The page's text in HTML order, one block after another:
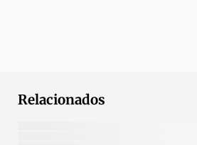
Relacionados